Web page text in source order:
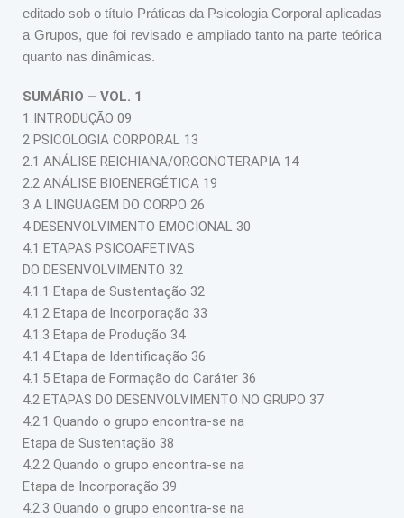
editado sob o título Práticas da Psicologia Corporal aplicadas
a Grupos, que foi revisado e ampliado tanto na parte teórica
quanto nas dinâmicas.
SUMÁRIO – VOL. 1
1 INTRODUÇÃO 09
2 PSICOLOGIA CORPORAL 13
2.1 ANÁLISE REICHIANA/ORGONOTERAPIA 14
2.2 ANÁLISE BIOENERGÉTICA 19
3 A LINGUAGEM DO CORPO 26
4 DESENVOLVIMENTO EMOCIONAL 30
4.1 ETAPAS PSICOAFETIVAS
DO DESENVOLVIMENTO 32
4.1.1 Etapa de Sustentação 32
4.1.2 Etapa de Incorporação 33
4.1.3 Etapa de Produção 34
4.1.4 Etapa de Identificação 36
4.1.5 Etapa de Formação do Caráter 36
4.2 ETAPAS DO DESENVOLVIMENTO NO GRUPO 37
4.2.1 Quando o grupo encontra-se na
Etapa de Sustentação 38
4.2.2 Quando o grupo encontra-se na
Etapa de Incorporação 39
4.2.3 Quando o grupo encontra-se na